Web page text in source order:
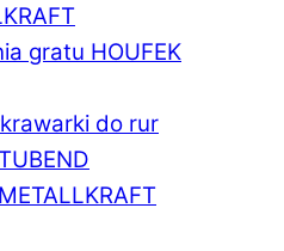
gratu HOUFEK
do rur